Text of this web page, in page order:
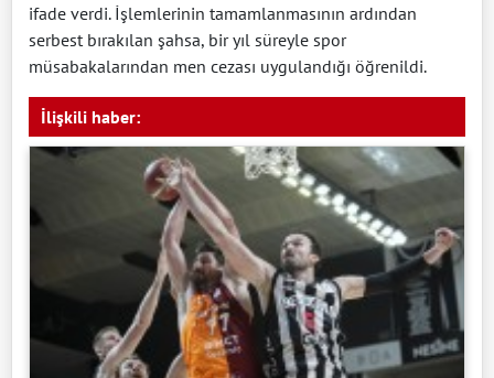
ifade verdi. İşlemlerinin tamamlanmasının ardından
serbest bırakılan şahsa, bir yıl süreyle spor
müsabakalarından men cezası uygulandığı öğrenildi.
İlişkili haber: